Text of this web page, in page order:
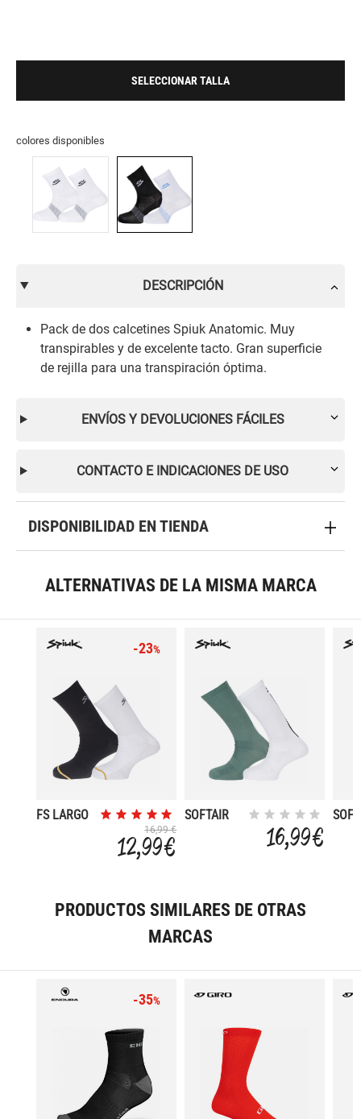
SELECCIONAR TALLA
colores disponibles
DESCRIPCIÓN
Pack de dos calcetines Spiuk Anatomic. Muy
transpirables y de excelente tacto. Gran superficie
de rejilla para una transpiración óptima.
ENVÍOS Y DEVOLUCIONES FÁCILES
CONTACTO E INDICACIONES DE USO
DISPONIBILIDAD EN TIENDA
ALTERNATIVAS DE LA MISMA MARCA
-23%
FS LARGO
16,99 €
12,99 €
SOFTAIR
16,99 €
PRODUCTOS SIMILARES DE OTRAS
MARCAS
-35%